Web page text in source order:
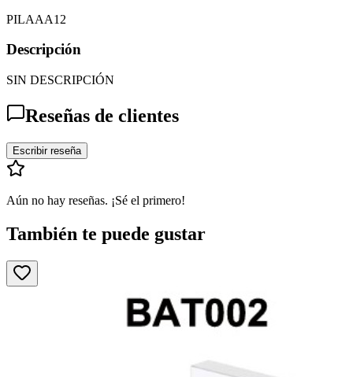
PILAAA12
Descripción
SIN DESCRIPCIÓN
Reseñas de clientes
Escribir reseña
Aún no hay reseñas. ¡Sé el primero!
También te puede gustar